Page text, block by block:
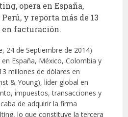
opera en España,
y reporta más de 13
facturación.
24 de Septiembre de 2014)
España, México, Colombia y
millones de dólares en
& Young), líder global en
impuestos, transacciones y
de adquirir la firma
lo que constituye la tercera